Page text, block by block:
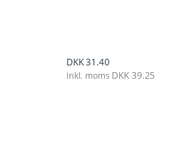
DKK31.40
Inkl. moms DKK 39.25